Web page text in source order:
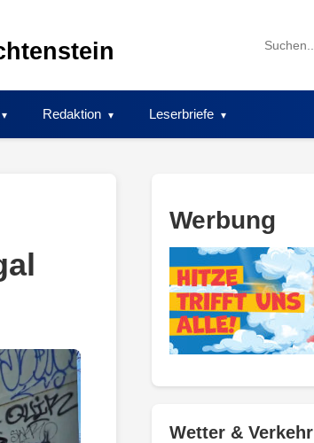
Search
Redaktion Leserbriefe
Werbung
Wetter & Verkehr